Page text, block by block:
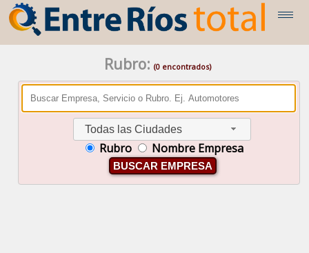
Rubro: (0 encontrados)
Todas las Ciudades
Rubro Nombre Empresa
BUSCAR EMPRESA